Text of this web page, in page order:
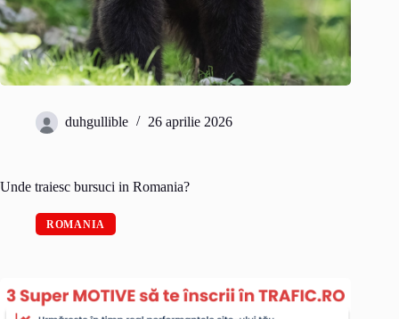
duhgullible 26 aprilie 2026
Unde traiesc bursuci in Romania?
ROMANIA